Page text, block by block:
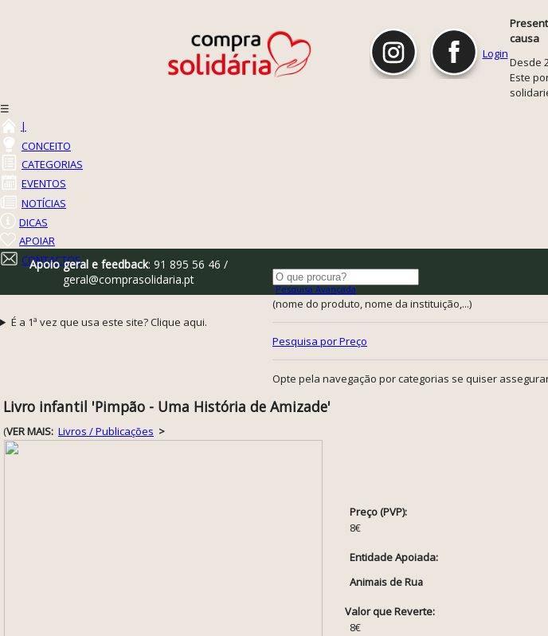
Login
causa
Desde
Este
☰
|
CONCEITO
CATEGORIAS
EVENTOS
NOTÍCIAS
DICAS
APOIAR
CONTACTOS
Pesquisa Avançada
(nome do produto, nome da instituição,...)
Pesquisa por Preço
Opte pela navegação por categorias se quiser
Apoio geral e feedback: 91 895 56 46 /
geral@comprasolidaria.pt
É a 1ª vez que usa este site? Clique aqui.
Livro infantil 'Pimpão - Uma História de Amizade'
(VER MAIS: Livros / Publicações >
Preço (PVP):
8€
Entidade Apoiada:
Animais de Rua
Valor que Reverte:
8€